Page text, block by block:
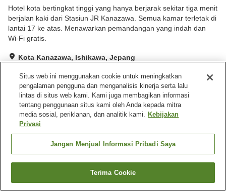
Hotel kota bertingkat tinggi yang hanya berjarak sekitar tiga menit
berjalan kaki dari Stasiun JR Kanazawa. Semua kamar terletak di
lantai 17 ke atas. Menawarkan pemandangan yang indah dan
Wi-Fi gratis.
Kota Kanazawa, Ishikawa, Jepang
Hebat Ulasan:678
Fasilitas properti
Wi-Fi
Beranda Jepang Ishikawa
Kota Kanazawa
Cari kamar
Situs web ini menggunakan cookie untuk meningkatkan
pengalaman pengguna dan menganalisis kinerja serta lalu
lintas di situs web kami. Kami juga membagikan informasi
tentang penggunaan situs kami oleh Anda kepada mitra
media sosial, periklanan, dan analitik kami. Kebijakan
Privasi
Jangan Menjual Informasi Pribadi Saya
Terima Cookie